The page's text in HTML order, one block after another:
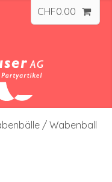
CHF0.00
/ Wabenball